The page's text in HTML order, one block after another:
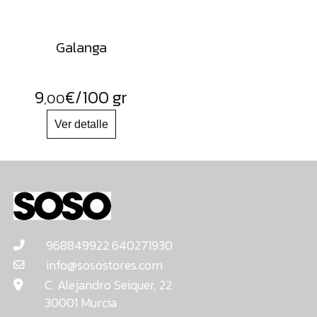
Galanga
9,00€/100 gr
968849922 640271930
info@sosostores.com
C. Alejandro Seiquer, 22
30001 Murcia